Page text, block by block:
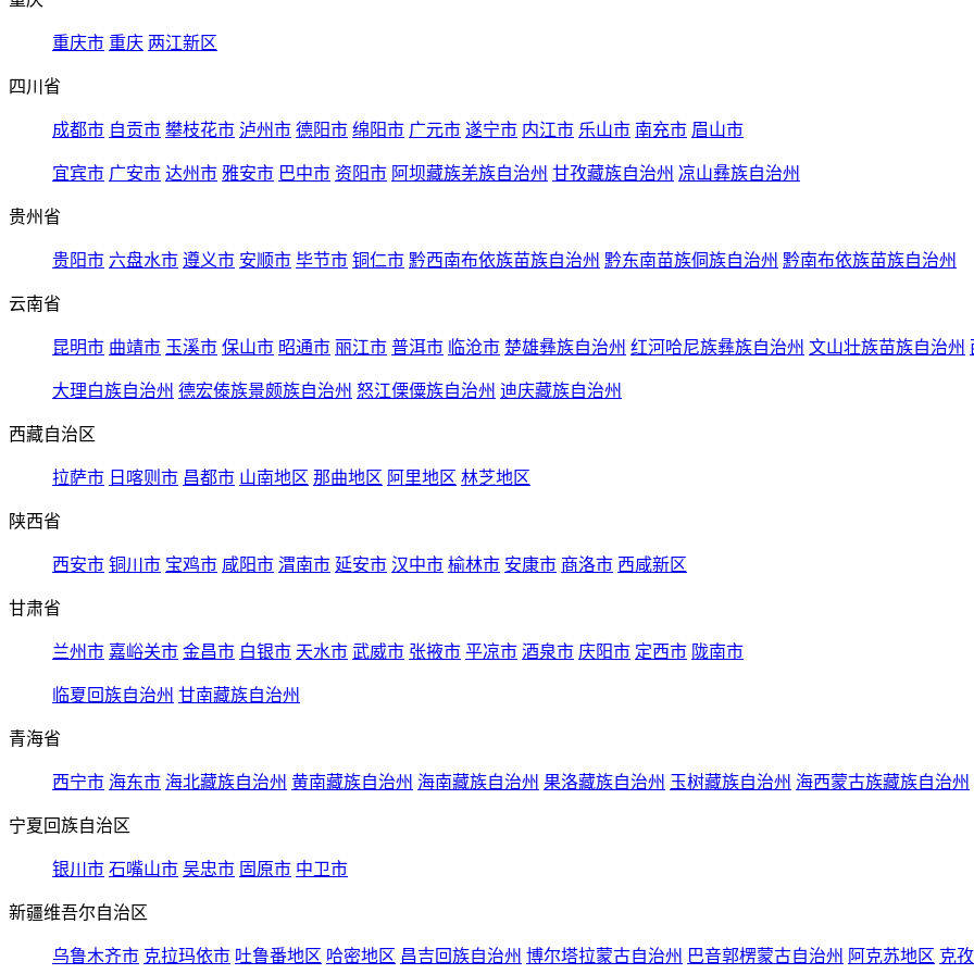
重庆市 重庆 两江新区
四川省
成都市 自贡市 攀枝花市 泸州市 德阳市 绵阳市 广元市 遂宁市 内江市 乐山市 南充市 眉山市
宜宾市 广安市 达州市 雅安市 巴中市 资阳市 阿坝藏族羌族自治州 甘孜藏族自治州 凉山彝族自治州
贵州省
贵阳市 六盘水市 遵义市 安顺市 毕节市 铜仁市 黔西南布依族苗族自治州 黔东南苗族侗族自治州 黔南布依族苗族自治州
云南省
昆明市 曲靖市 玉溪市 保山市 昭通市 丽江市 普洱市 临沧市 楚雄彝族自治州 红河哈尼族彝族自治州 文山壮族苗族自治州
大理白族自治州 德宏傣族景颇族自治州 怒江傈僳族自治州 迪庆藏族自治州
西藏自治区
拉萨市 日喀则市 昌都市 山南地区 那曲地区 阿里地区 林芝地区
陕西省
西安市 铜川市 宝鸡市 咸阳市 渭南市 延安市 汉中市 榆林市 安康市 商洛市 西咸新区
甘肃省
兰州市 嘉峪关市 金昌市 白银市 天水市 武威市 张掖市 平凉市 酒泉市 庆阳市 定西市 陇南市
临夏回族自治州 甘南藏族自治州
青海省
西宁市 海东市 海北藏族自治州 黄南藏族自治州 海南藏族自治州 果洛藏族自治州 玉树藏族自治州 海西蒙古族藏族自治州
宁夏回族自治区
银川市 石嘴山市 吴忠市 固原市 中卫市
新疆维吾尔自治区
乌鲁木齐市 克拉玛依市 吐鲁番地区 哈密地区 昌吉回族自治州 博尔塔拉蒙古自治州 巴音郭楞蒙古自治州 阿克苏地区 克